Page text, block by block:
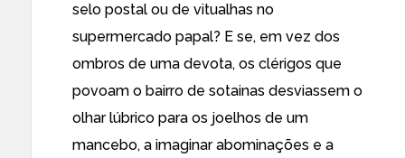
selo postal ou de vitualhas no
supermercado papal? E se, em vez dos
ombros de uma devota, os clérigos que
povoam o bairro de sotainas desviassem o
olhar lúbrico para os joelhos de um
mancebo, a imaginar abominações e a